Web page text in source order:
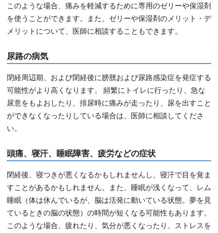
このような場合、痛みを軽減するために専用のゼリーや保湿剤
を使うことができます。また、ゼリーや保湿剤のメリット・デ
メリットについて、医師に相談することもできます。
尿路の病気
閉経周辺期、および閉経後に膀胱および尿路感染症を発症する
可能性がより高くなります。 頻繁にトイレに行ったり、急な
尿意をもよおしたり、排尿時に痛みが走ったり、尿を出すこと
ができなくなったりしている場合は、医師に相談してくださ
い。
頭痛、寝汗、睡眠障害、疲労などの症状
閉経後、寝つきが悪くなるかもしれませんし、寝汗で目を覚ま
すことがあるかもしれません。また、睡眠が浅くなって、レム
睡眠（体は休んでいるが、脳は活発に動いている状態。夢を見
ているときの脳の状態）の時間が短くなる可能性もあります。
このような場合、疲れたり、気分が悪くなったり、ストレスを